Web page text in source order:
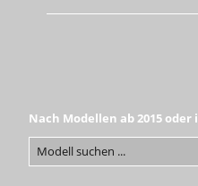
Nach Modellen ab 2015